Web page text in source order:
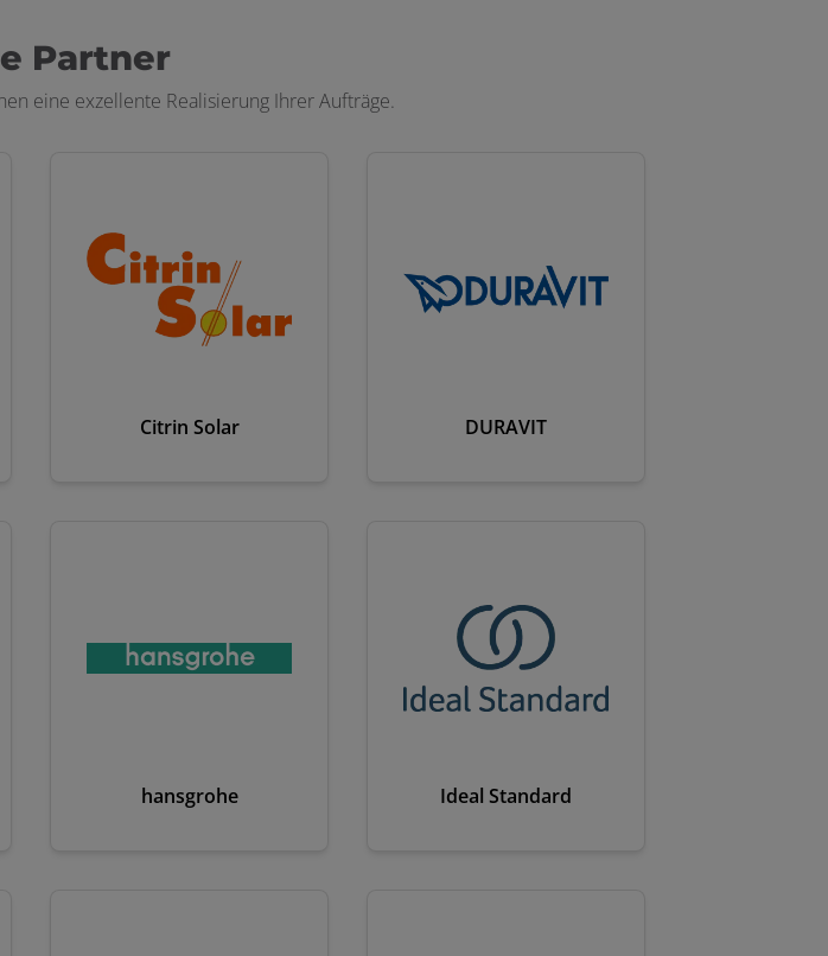
Partner
eine exzellente Realisierung Ihrer Aufträge.
Citrin Solar DURAVIT
hansgrohe Ideal Standard